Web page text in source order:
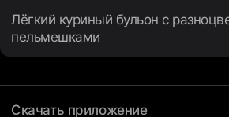
Лёгкий куриный бульон с
пельмешками
Скачать приложение